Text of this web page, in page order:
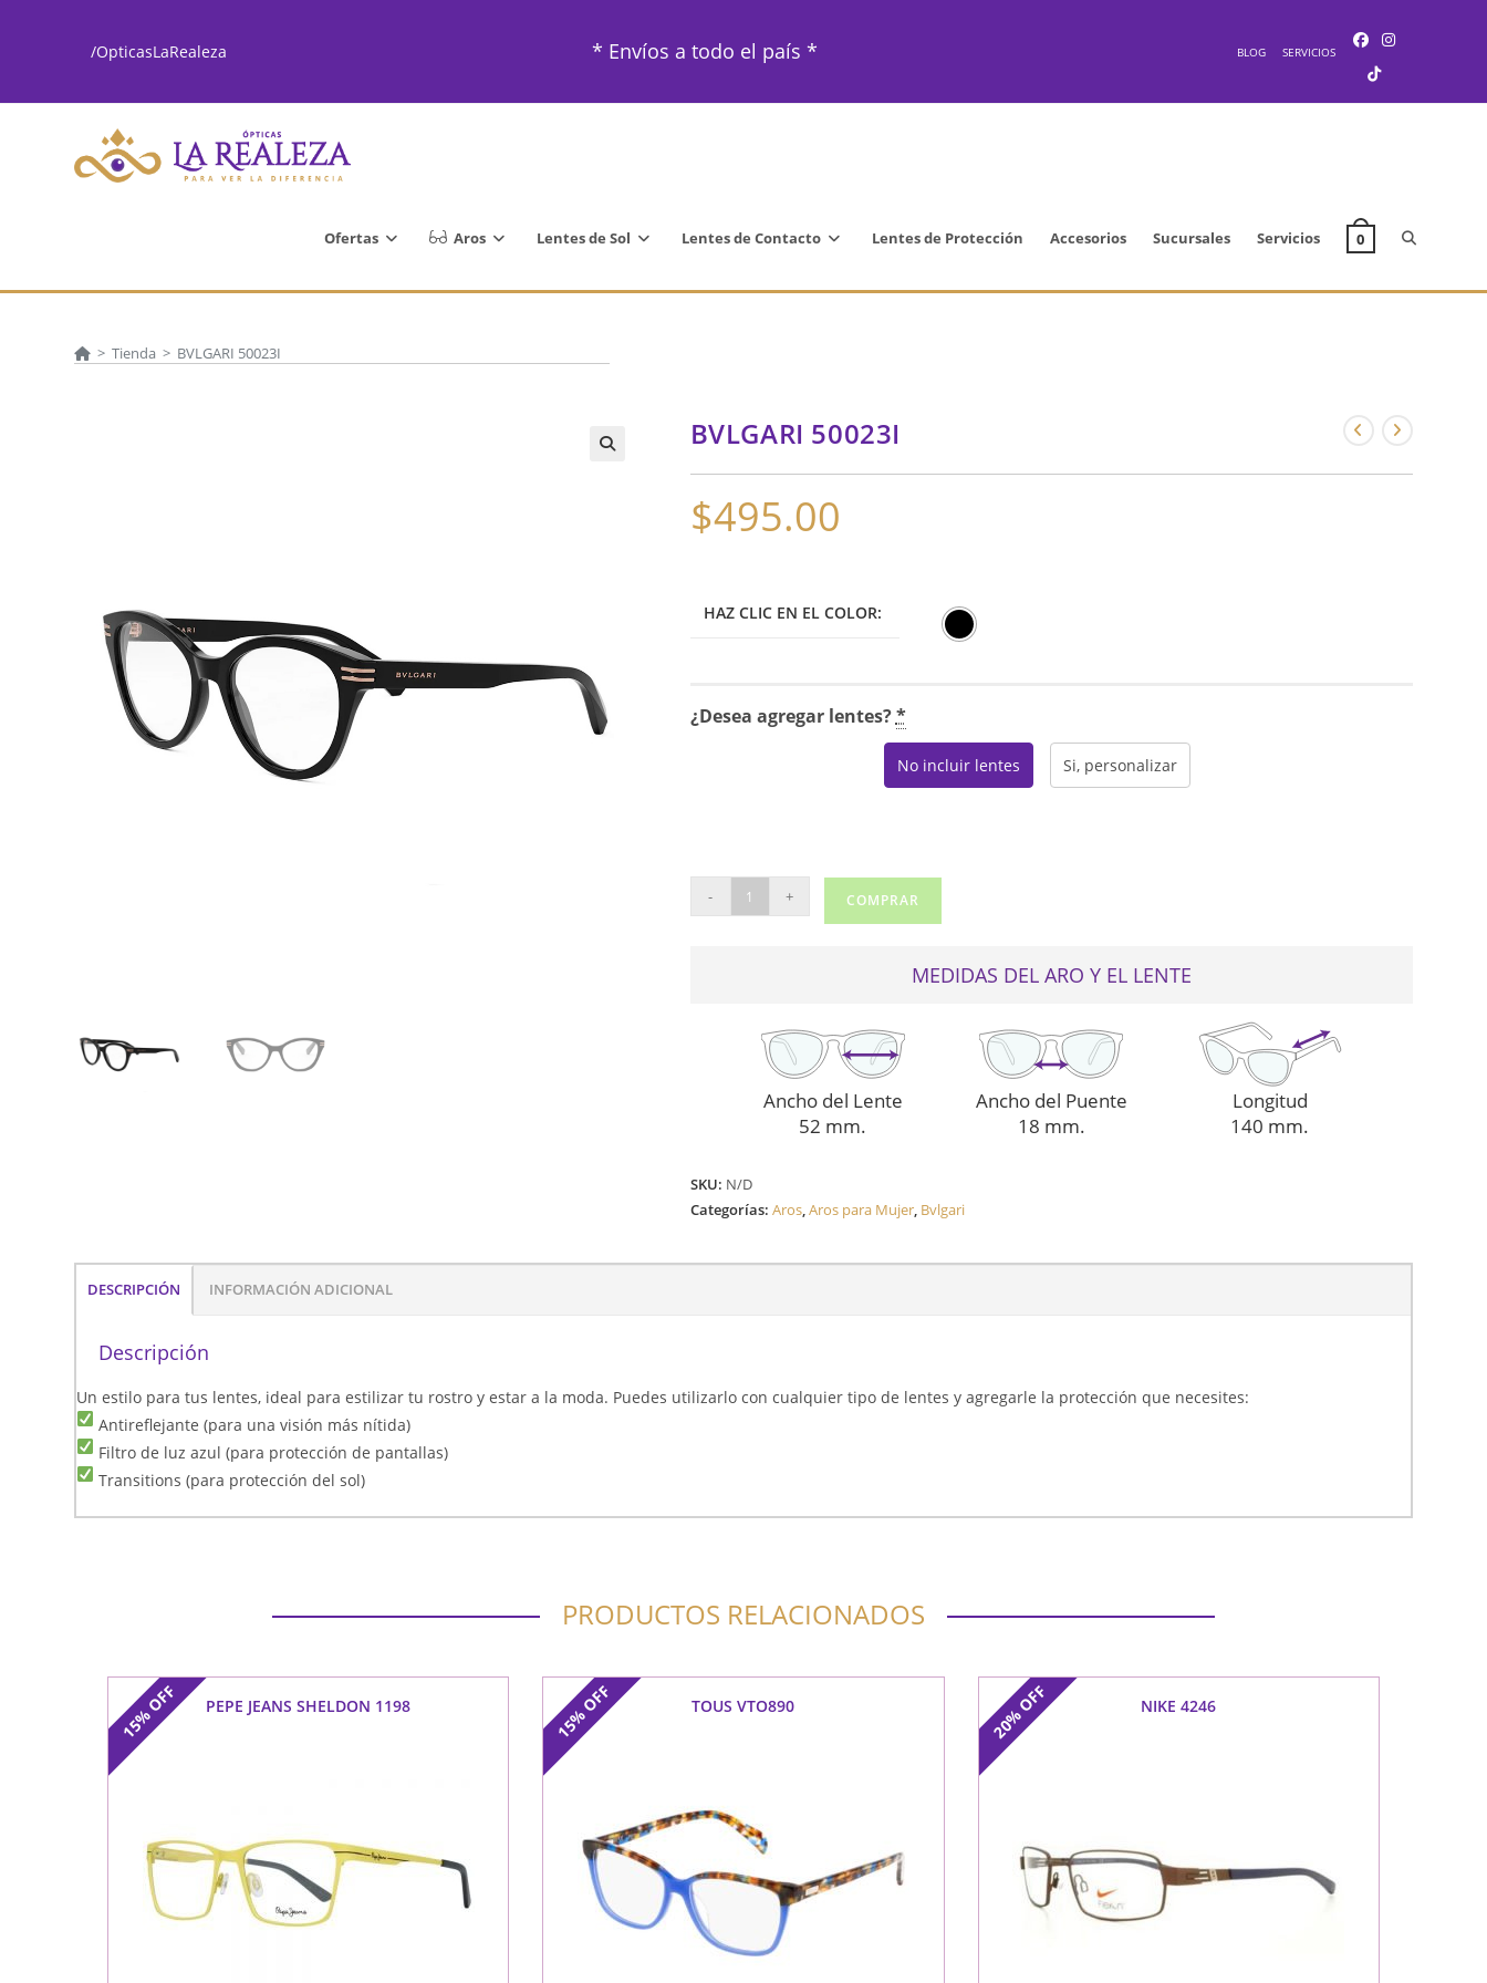
/OpticasLaRealeza * Envíos a todo el país * BLOG SERVICIOS
Ofertas Aros Lentes de Sol Lentes de Contacto Lentes de Protección Accesorios Sucursales Servicios 0 Alternar
la
> Tienda > BVLGARI 50023I
BVLGARI 50023I
$495.00
HAZ CLIC EN EL COLOR:
¿Desea agregar lentes?*
No incluir lentes Si, personalizar
BVLGARI
50023I
- + COMPRAR
MEDIDAS DEL ARO Y EL LENTE
Ancho del Lente
52 mm.
Ancho del Puente
18 mm.
Longitud
140 mm.
SKU: N/D
Categorías: Aros,Aros para Mujer, Bvlgari
DESCRIPCIÓN INFORMACIÓN ADICIONAL
Descripción
Un estilo para tus lentes, ideal para estilizar tu rostro y estar a la moda. Puedes utilizarlo con cualquier tipo de lentes y agregarle la protección que necesites:
Antireflejante (para una visión más nítida)
Filtro de luz azul (para protección de pantallas)
Transitions (para protección del sol)
PRODUCTOS RELACIONADOS
15%
OFF PEPE JEANS SHELDON 1198 15%
OFF TOUS VTO890 20%
OFF NIKE 4246